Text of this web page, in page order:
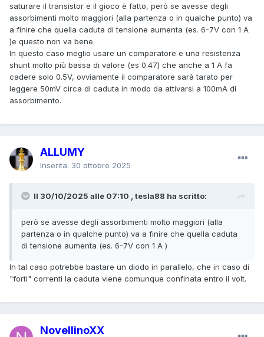
saturare il transistor e il gioco è fatto, però se avesse degli
assorbimenti molto maggiori (alla partenza o in qualche punto) va
a finire che quella caduta di tensione aumenta (es. 6-7V con 1 A
)e questo non va bene.
In questo caso meglio usare un comparatore e una resistenza
shunt molto più bassa di valore (es 0.47) che anche a 1 A fa
cadere solo 0.5V, ovviamente il comparatore sarà tarato per
leggere 50mV circa di caduta in modo da attivarsi a 100mA di
assorbimento.
ALLUMY
Inserita: 30 ottobre 2025
Il 30/10/2025 alle 07:10 , tesla88 ha scritto:
però se avesse degli assorbimenti molto maggiori (alla
partenza o in qualche punto) va a finire che quella caduta
di tensione aumenta (es. 6-7V con 1 A )
In tal caso potrebbe bastare un diodo in parallelo, che in caso di
"forti" correnti la caduta viene comunque confinata entro il volt.
NovellinoXX